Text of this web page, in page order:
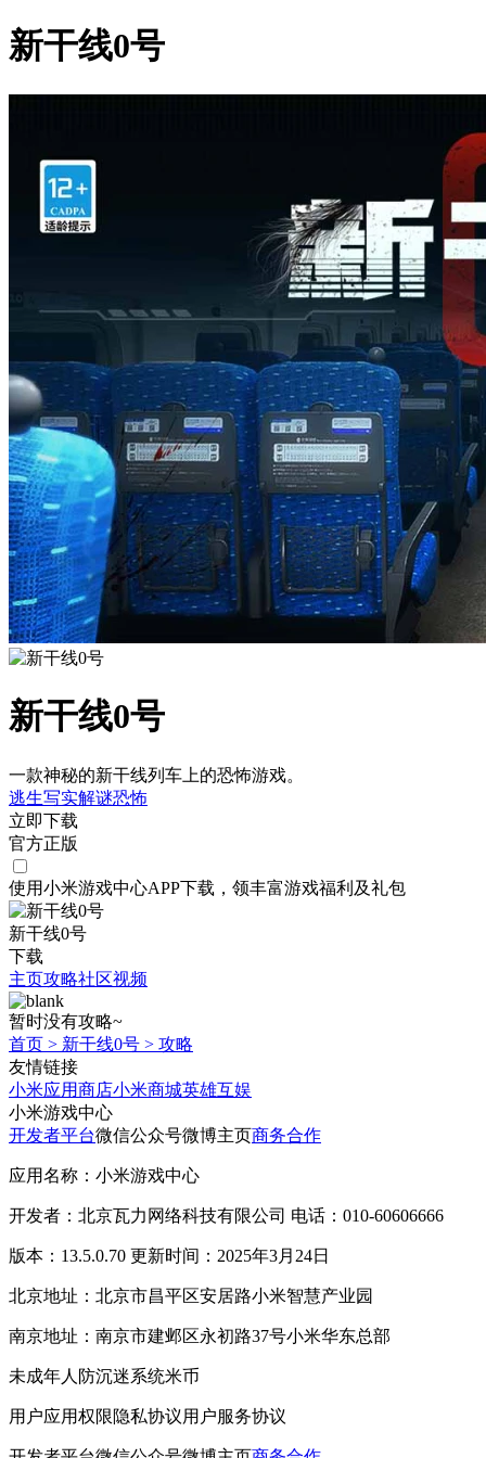
新干线0号
新干线0号
一款神秘的新干线列车上的恐怖游戏。
逃生写实解谜恐怖
立即下载
官方正版
使用小米游戏中心APP下载 ，领丰富游戏福利 及礼包
新干线0号
下载
主页攻略社区视频
暂时没有攻略~
首页 > 新干线0号 > 攻略
友情链接
小米应用商店小米商城英雄互娱
小米游戏中心
开发者平台微信公众号微博主页商务合作
应用名称：小米游戏中心
开发者：北京瓦力网络科技有限公司 电话：010-60606666
版本：13.5.0.70 更新时间：2025年3月24日
北京地址：北京市昌平区安居路小米智慧产业园
南京地址：南京市建邺区永初路37号小米华东总部
未成年人防沉迷系统米币
用户应用权限隐私协议用户服务协议